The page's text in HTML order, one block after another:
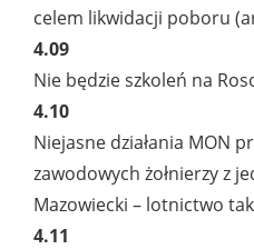
celem likwidacji poboru
4.09
Nie będzie szkoleń na
4.10
Niejasne działania MON
zawodowych żołnierzy z
Mazowiecki – lotnictwo
4.11